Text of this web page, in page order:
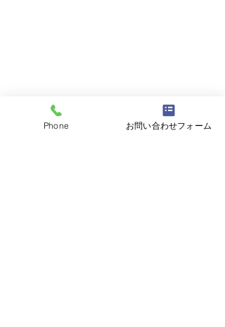
Phone お問い合わせフォーム